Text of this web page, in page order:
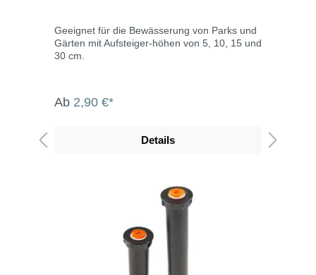
Geeignet für die Bewässerung von Parks und
Gärten mit Aufsteiger-höhen von 5, 10, 15 und
30 cm.
Ab 2,90 €*
Details